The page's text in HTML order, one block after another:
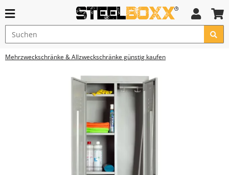
Mehrzweckschränke & Allzweckschränke günstig kaufen